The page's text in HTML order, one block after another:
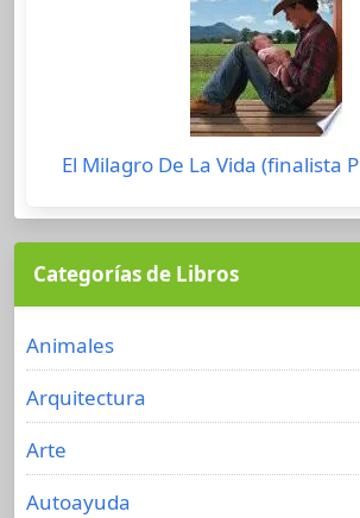
El Milagro De La Vida (finalista
Categorías de Libros
Animales
Arquitectura
Arte
Autoayuda